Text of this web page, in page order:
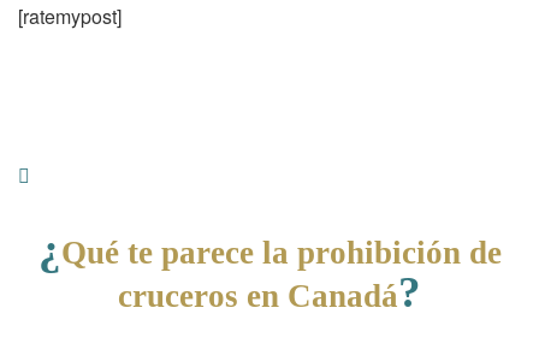
[ratemypost]
¿ Qué te parece la prohibición de
cruceros en Canadá?